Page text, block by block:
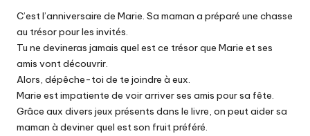
C’est l’anniversaire de Marie. Sa maman a préparé une chasse
au trésor pour les invités.
Tu ne devineras jamais quel est ce trésor que Marie et ses
amis vont découvrir.
Alors, dépêche-toi de te joindre à eux.
Marie est impatiente de voir arriver ses amis pour sa fête.
Grâce aux divers jeux présents dans le livre, on peut aider sa
maman à deviner quel est son fruit préféré.